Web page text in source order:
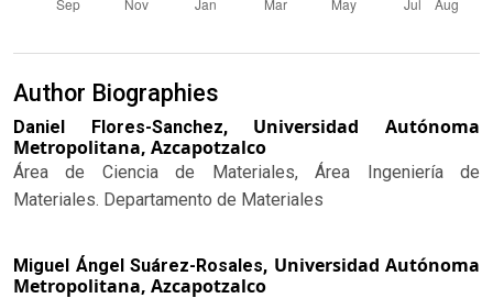
Author Biographies
Daniel Flores-Sanchez, Universidad Autónoma
Metropolitana, Azcapotzalco
Área de Ciencia de Materiales, Área Ingeniería de
Materiales. Departamento de Materiales
Miguel Ángel Suárez-Rosales, Universidad Autónoma
Metropolitana, Azcapotzalco